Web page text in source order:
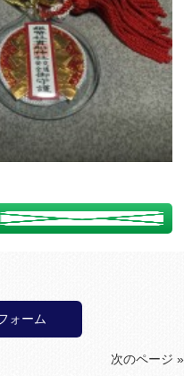
ォーム
次のページ »